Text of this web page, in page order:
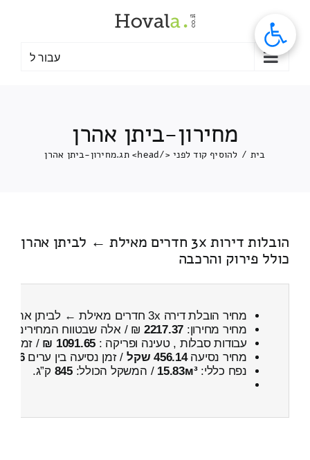
עבור ל
מחירון-ביתן אהרן
בית / להוסיף קוד לפני </head> תג. מחירון-ביתן אהרן
הובלות דירות 3x חדרים מאילת ← לביתן אהרן
כולל פירוק והרכבה
מחיר הובלת דירה 3x חדרים מאילת ← לביתן אהרן
מחיר מחירון: 2217.37 ₪ / אלה שבטווח המחירים
עבודות סבלות , טעינה ופריקה : 1091.65 ₪ / זמן :
מחיר נסיעה456.14 שקל / זמן נסיעה בין ערים46 דקות
נפח כללי:15.83м³ / המשקל הכולל:845 ק”ג.